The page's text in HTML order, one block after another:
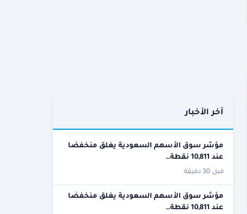
آخر الأخبار
مؤشر سوق الأسهم السعودية يغلق منخفضًا
عند 10,811 نقطة…
قبل 30 دقيقة
مؤشر سوق الأسهم السعودية يغلق منخفضًا
عند 10,811 نقطة…